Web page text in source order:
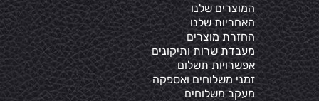
המוצרים שלנו
האחריות שלנו
החזרת מוצרים
מעבדת שרות ותיקונים
אפשרויות תשלום
זמני משלוחים ואספקה
מעקב משלוחים